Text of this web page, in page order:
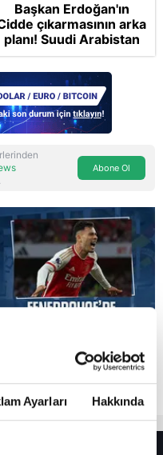
Ayarları Hakkında
Başkan Erdoğan'ın
çıkarmasının arka
planı! Suudi Arabistan
Pakistan'la üçlü ortak
savunma anlaşması:
"Islamic NATO"
manşetleri
Abone Ol